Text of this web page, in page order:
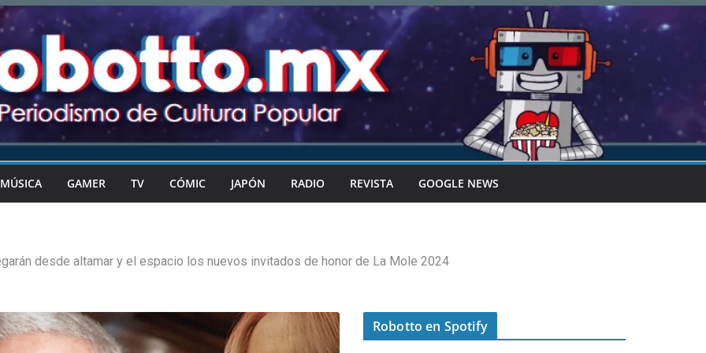
MÚSICA GAMER TV CÓMIC JAPÓN RADIO REVISTA GOOGLE NEWS
desde altamar y el espacio los nuevos invitados de honor de La Mole 2024
Robotto en Spotify